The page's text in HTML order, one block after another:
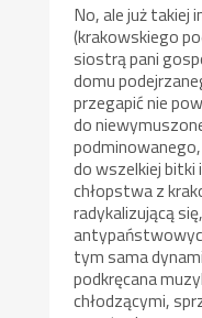
No, ale już takiej
(krakowskiego
siostrą pani
domu
przegapić nie
do
do wszelkiej bitki
chłopstwa z
radykalizującą
tym sama
podkręcana
chłodzącymi,